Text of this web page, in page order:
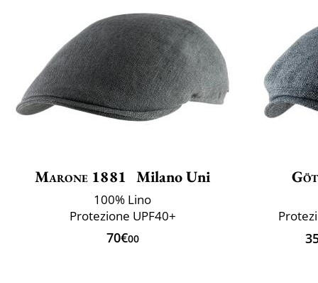
Marone 1881 Milano Uni
100% Lino
Protezione UPF40+
70€00